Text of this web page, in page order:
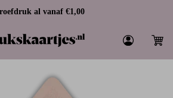
al vanaf €1,00